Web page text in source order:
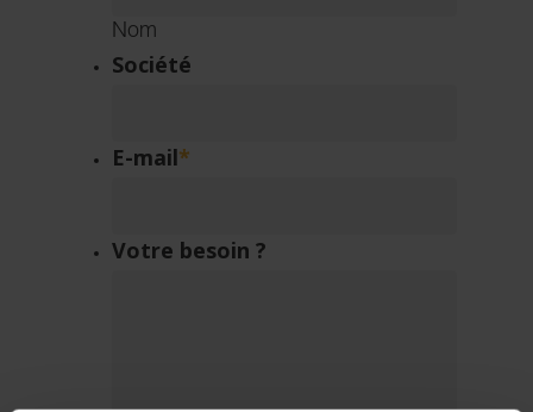
Nom
Société
E-mail*
Votre besoin ?